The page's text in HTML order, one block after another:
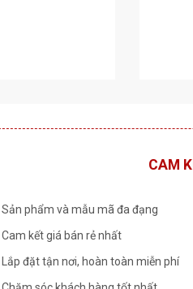
CAM
Sản phẩm và mẫu mã đa đạng
Cam kết giá bán rẻ nhất
Lắp đặt tận nơi, hoàn toàn miễn phí